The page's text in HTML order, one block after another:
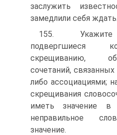
заслужить
замедлили себя ждать.
155. Укажите
подвергшиеся
скрещиванию,
сочетаний,
либо ассоциациями;
скрещи­вания
иметь значение в
неправильное
значение.